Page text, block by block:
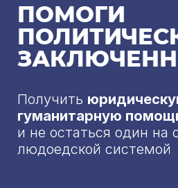
ПОМОГИ
Получить
гуманитарную
и не остаться один на
людоедской системой